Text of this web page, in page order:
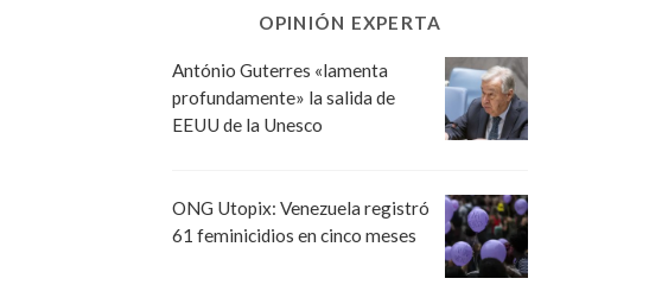
OPINIÓN EXPERTA
António Guterres «lamenta
profundamente» la salida de
EEUU de la Unesco
ONG Utopix: Venezuela registró
61 feminicidios en cinco meses